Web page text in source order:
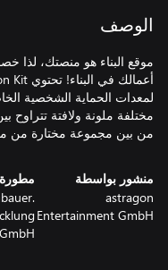
الوصف
موقع البناء هو منصتك،
مختلفة ملونة ولافتة تتراوح
من بين مجموعة مختارة من
منشور بواسطة
astragon
Entertainment GmbH
GmbH